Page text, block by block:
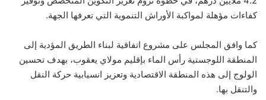
كفاءات مؤهلة لمواكبة الأوراش التنموية التي تعرفها الجهة.
كما وافق المجلس على مشروع اتفاقية لبناء الطريق المؤدية إلى
المنطقة اللوجستية رأس الماء بإقليم مولاي يعقوب، بهدف تحسين
الولوج إلى هذه المنطقة الاقتصادية وتعزيز انسيابية حركة النقل
والتنقل بها.